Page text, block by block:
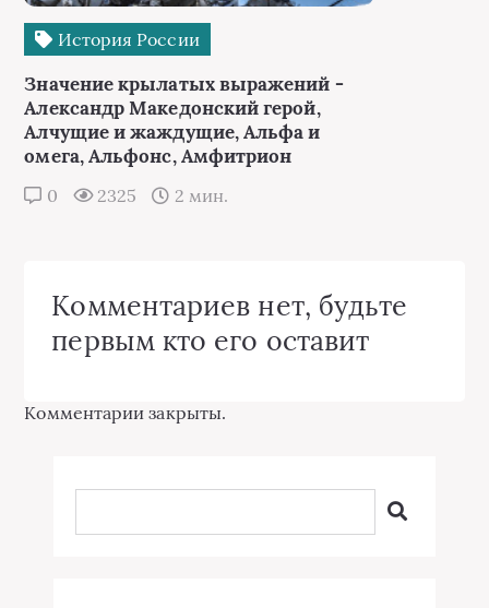
История России
Значение крылатых выражений -
Александр Македонский герой,
Алчущие и жаждущие, Альфа и
омега, Альфонс, Амфитрион
0 2325 2 мин.
Комментариев нет, будьте
первым кто его оставит
Комментарии закрыты.